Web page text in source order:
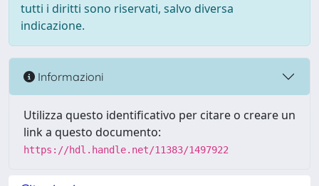
tutti i diritti sono riservati, salvo diversa
indicazione.
Informazioni
Utilizza questo identificativo per citare o creare un
link a questo documento:
https://hdl.handle.net/11383/1497922